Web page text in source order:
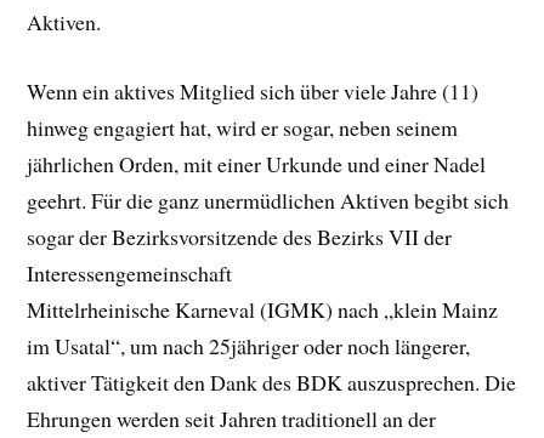
Aktiven.
Wenn ein aktives Mitglied sich über viele Jahre (11)
hinweg engagiert hat, wird er sogar, neben seinem
jährlichen Orden, mit einer Urkunde und einer Nadel
geehrt. Für die ganz unermüdlichen Aktiven begibt sich
sogar der Bezirksvorsitzende des Bezirks VII der
Interessengemeinschaft
Mittelrheinische Karneval (IGMK) nach „klein Mainz
im Usatal“, um nach 25jähriger oder noch längerer,
aktiver Tätigkeit den Dank des BDK auszusprechen. Die
Ehrungen werden seit Jahren traditionell an der